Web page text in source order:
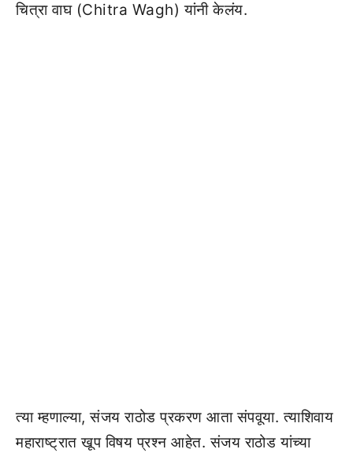
चित्रा वाघ (Chitra Wagh) यांनी केलंय.
त्या म्हणाल्या, संजय राठोड प्रकरण आता संपवूया. त्याशिवाय
महाराष्ट्रात खूप विषय प्रश्न आहेत. संजय राठोड यांच्या